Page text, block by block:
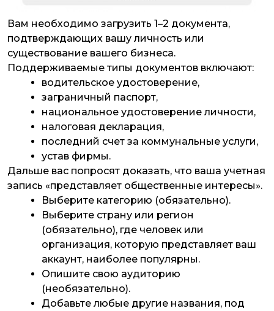
Вам необходимо загрузить 1–2 документа,
подтверждающих вашу личность или
существование вашего бизнеса.
Поддерживаемые типы документов включают:
водительское удостоверение,
заграничный паспорт,
национальное удостоверение личности,
налоговая декларация,
последний счет за коммунальные услуги,
устав фирмы.
Дальше вас попросят доказать, что ваша учетная
запись «представляет общественные интересы».
Выберите категорию (обязательно).
Выберите страну или регион
(обязательно), где человек или
организация, которую представляет ваш
аккаунт, наиболее популярны.
Опишите свою аудиторию
(необязательно).
Добавьте любые другие названия, под